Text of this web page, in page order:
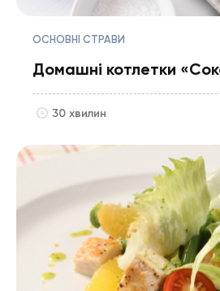
ОСНОВНІ СТРАВИ
Домашні котлетки
30 хвилин